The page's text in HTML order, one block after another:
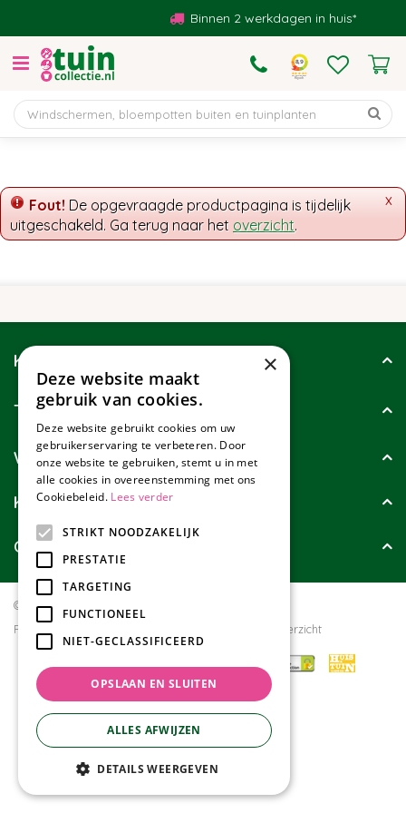
t
n
Binnen 2 werkdagen in huis*
x
Fout! De opgevraagde productpagina is tijdelijk
uitgeschakeld. Ga terug naar het overzicht.
Klantenservice
Tuincollectie
Wie zijn wij?
Klanten geven ons
Contact
© Tuincollectie.nl
Privacy policy
Tuincentrum Overzicht
×
Deze website maakt
gebruik van cookies.
Deze website gebruikt cookies om uw
gebruikerservaring te verbeteren. Door
onze website te gebruiken, stemt u in met
alle cookies in overeenstemming met ons
Cookiebeleid. Lees verder
STRIKT NOODZAKELIJK
PRESTATIE
TARGETING
FUNCTIONEEL
NIET-GECLASSIFICEERD
OPSLAAN EN SLUITEN
ALLES AFWIJZEN
DETAILS WEERGEVEN